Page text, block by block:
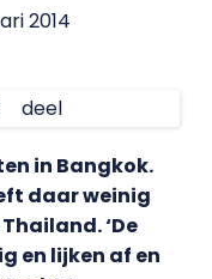
2014
deel
in Bangkok.
daar weinig
‘De
en lijken af en